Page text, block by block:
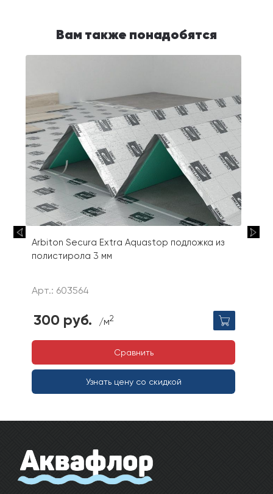
Вам также понадобятся
Arbiton Secura Extra Aquastop подложка из
полистирола 3 мм
Арт.: 603564
300 руб. /м2
Сравнить
Узнать цену со скидкой